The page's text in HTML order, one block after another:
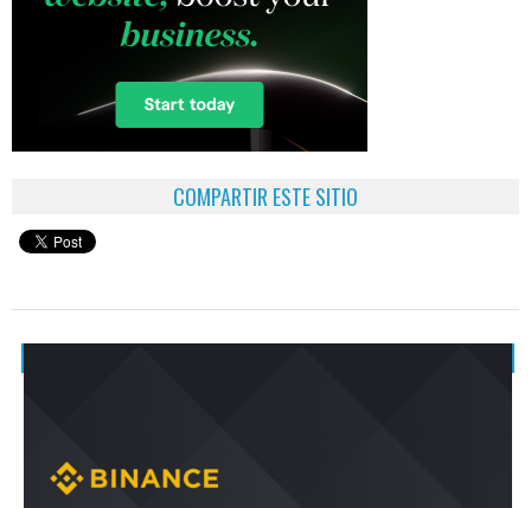
COMPARTIR ESTE SITIO